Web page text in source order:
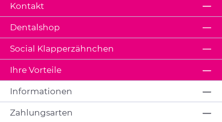
Kontakt
Dentalshop
Ihre Vorteile
Social Klapperzähnchen
Informationen
Zahlungsarten